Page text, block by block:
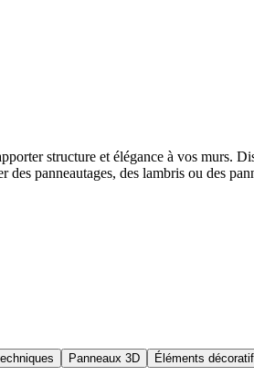
structure et élégance à vos murs.
panneautages, des lambris ou des
Panneaux 3D Éléments